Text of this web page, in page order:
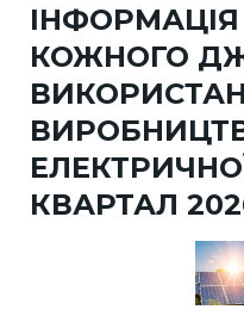
КОЖНОГО
КВАРТАЛ